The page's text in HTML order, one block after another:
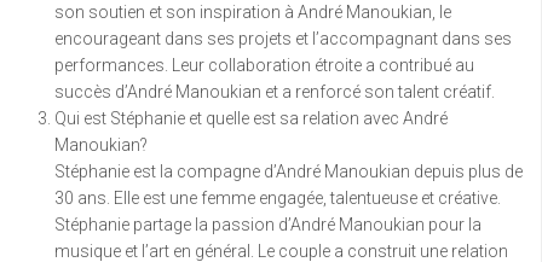
son soutien et son inspiration à André Manoukian, le
encourageant dans ses projets et l’accompagnant dans ses
performances. Leur collaboration étroite a contribué au
succès d’André Manoukian et a renforcé son talent créatif.
Qui est Stéphanie et quelle est sa relation avec André
Manoukian?
Stéphanie est la compagne d’André Manoukian depuis plus de
30 ans. Elle est une femme engagée, talentueuse et créative.
Stéphanie partage la passion d’André Manoukian pour la
musique et l’art en général. Le couple a construit une relation